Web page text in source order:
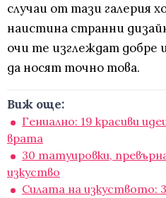
случаи от тази галерия
наистина странни
очи те изглеждат добре
да носят точно това.
Виж още:
Гениално: 19 красиви
врата
30 татуировки,
изкуство
Силата на изкуството: